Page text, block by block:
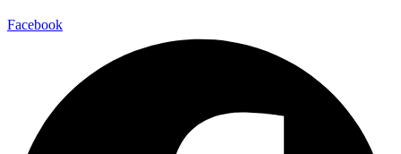
Facebook